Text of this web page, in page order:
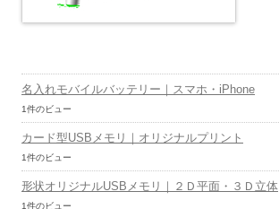
名入れモバイルバッテリー｜スマホ・iPhone
1件のビュー
カード型USBメモリ｜オリジナルプリント
1件のビュー
形状オリジナルUSBメモリ｜２Ｄ平面・３Ｄ立体
1件のビュー